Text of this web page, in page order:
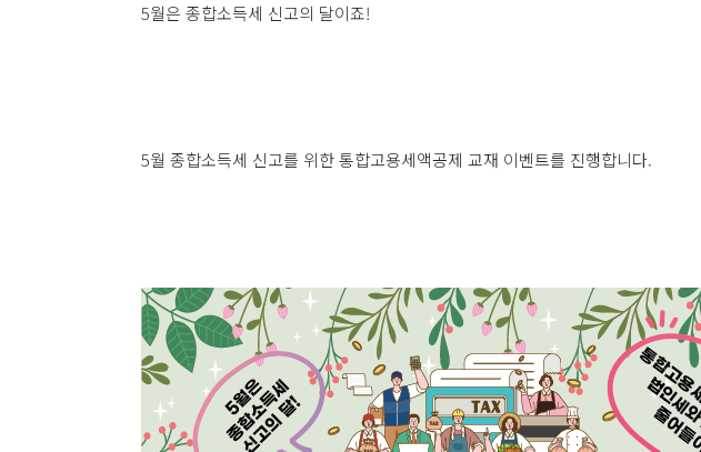
5월은 종합소득세 신고의 달이죠!
5월 종합소득세 신고를 위한 통합고용세액공제 교재 이벤트를 진행합니다.